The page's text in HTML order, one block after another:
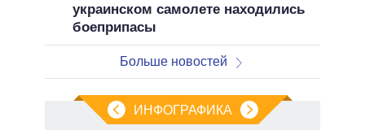
украинском самолете находились
боеприпасы
Больше новостей
ИНФОГРАФИКА